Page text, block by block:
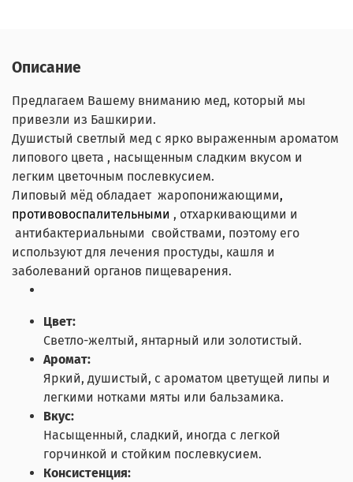
Описание
Предлагаем Вашему вниманию мед, который мы
привезли из Башкирии.
Душистый светлый мед с ярко выраженным ароматом
липового цвета , насыщенным сладким вкусом и
легким цветочным послевкусием.
Липовый мёд обладает жаропонижающими,
противовоспалительными , отхаркивающими и
антибактериальными свойствами, поэтому его
используют для лечения простуды, кашля и
заболеваний органов пищеварения.
Цвет:
Светло-желтый, янтарный или золотистый.
Аромат:
Яркий, душистый, с ароматом цветущей липы и
легкими нотками мяты или бальзамика.
Вкус:
Насыщенный, сладкий, иногда с легкой
горчинкой и стойким послевкусием.
Консистенция: